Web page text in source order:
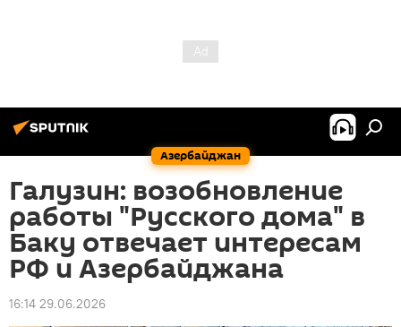
Азербайджан
Галузин: возобновление
работы "Русского дома" в
Баку отвечает интересам
РФ и Азербайджана
16:14 29.06.2026